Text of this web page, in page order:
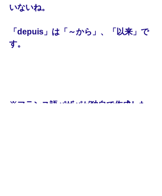
いないね。
「depuis」は「～から」、「以来」で
す。
※フランス語パザパが独自で作成した